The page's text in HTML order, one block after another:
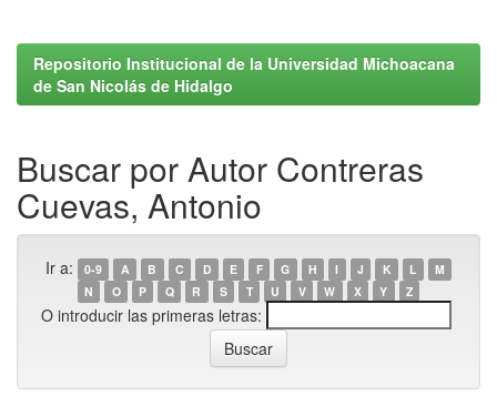
Repositorio Institucional de la Universidad Michoacana
de San Nicolás de Hidalgo
Buscar por Autor Contreras
Cuevas, Antonio
Ir a: 0-9 A B C D E F G H I J K L
M
N
O P Q R S T U V W X Y Z
O introducir las primeras letras: